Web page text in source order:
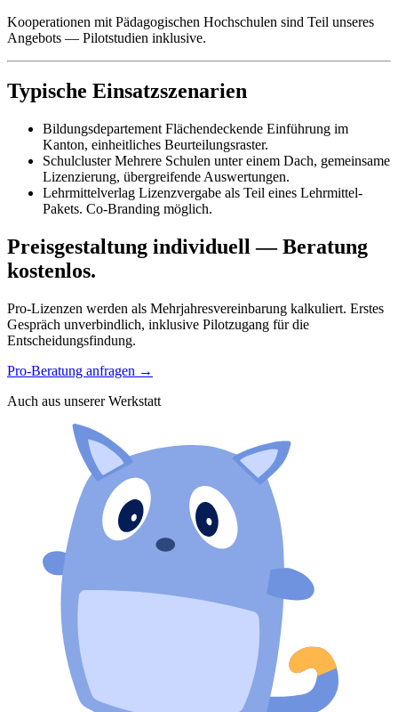
Kooperationen mit Pädagogischen Hochschulen sind Teil unseres
Angebots — Pilotstudien inklusive.
Typische Einsatzszenarien
Bildungsdepartement Flächendeckende Einführung im
Kanton, einheitliches Beurteilungsraster.
Schulcluster Mehrere Schulen unter einem Dach, gemeinsame
Lizenzierung, übergreifende Auswertungen.
Lehrmittelverlag Lizenzvergabe als Teil eines Lehrmittel-
Pakets. Co-Branding möglich.
Preisgestaltung individuell — Beratung
kostenlos.
Pro-Lizenzen werden als Mehrjahresvereinbarung kalkuliert. Erstes
Gespräch unverbindlich, inklusive Pilotzugang für die
Entscheidungsfindung.
Pro-Beratung anfragen →
Auch aus unserer Werkstatt